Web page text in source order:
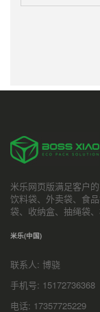
米乐网页版满足客户
饮料袋、外卖袋、食
袋、收纳盒、抽绳袋
米乐(中国)
联系人: 博骁
手机号: 15172736368
电话: 17357725229